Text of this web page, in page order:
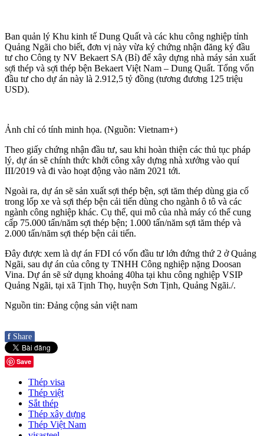
Ban quản lý Khu kinh tế Dung Quất và các khu công nghiệp tỉnh
Quảng Ngãi cho biết, đơn vị này vừa ký chứng nhận đăng ký đầu
tư cho Công ty NV Bekaert SA (Bỉ) để xây dựng nhà máy sản xuất
sợi thép và sợi thép bện Bekaert Việt Nam – Dung Quất. Tổng vốn
đầu tư cho dự án này là 2.912,5 tỷ đồng (tương đương 125 triệu
USD).
Ảnh chỉ có tính minh họa. (Nguồn: Vietnam+)
Theo giấy chứng nhận đầu tư, sau khi hoàn thiện các thủ tục pháp
lý, dự án sẽ chính thức khởi công xây dựng nhà xưởng vào quí
III/2019 và đi vào hoạt động vào năm 2021 tới.
Ngoài ra, dự án sẽ sản xuất sợi thép bện, sợi tăm thép dùng gia cố
trong lốp xe và sợi thép bện cải tiến dùng cho ngành ô tô và các
ngành công nghiệp khác. Cụ thể, qui mô của nhà máy có thể cung
cấp 75.000 tấn/năm sợi thép bện; 1.000 tấn/năm sợi tăm thép và
2.000 tấn/năm sợi thép bện cải tiến.
Đây được xem là dự án FDI có vốn đầu tư lớn đứng thứ 2 ở Quảng
Ngãi, sau dự án của công ty TNHH Công nghiệp nặng Doosan
Vina. Dự án sẽ sử dụng khoảng 40ha tại khu công nghiệp VSIP
Quảng Ngãi, tại xã Tịnh Thọ, huyện Sơn Tịnh, Quảng Ngãi./.
Nguồn tin: Đảng cộng sản việt nam
f Share
Save
Thép visa
Thép việt
Sắt thép
Thép xây dựng
Thép Việt Nam